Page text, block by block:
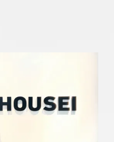
ートも全
行くワーク
を実現